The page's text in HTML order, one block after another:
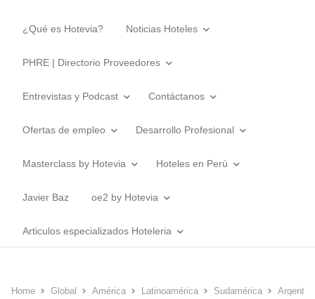
¿Qué es Hotevia? Noticias Hoteles
PHRE | Directorio Proveedores
Entrevistas y Podcast Contáctanos
Ofertas de empleo Desarrollo Profesional
Masterclass by Hotevia Hoteles en Perú
Javier Baz oe2 by Hotevia
Articulos especializados Hoteleria
Home Global América Latinoamérica Sudamérica